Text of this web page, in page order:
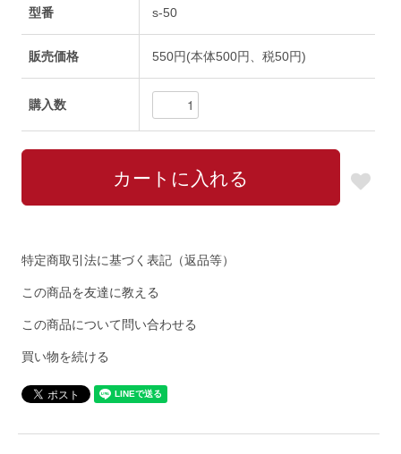
型番 s-50
販売価格 550円(本体500円、税50円)
購入数
特定商取引法に基づく表記（返品等）
この商品を友達に教える
この商品について問い合わせる
買い物を続ける